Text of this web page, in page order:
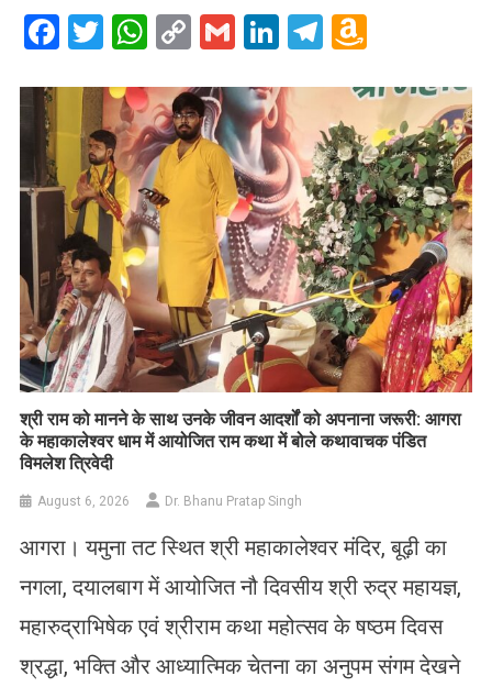
Facebook
Twitter
WhatsApp
CopyGmailLinkedIn
Telegram
List
​श्री राम को मानने के साथ उनके जीवन आदर्शों को अपनाना जरूरी: आगरा
के महाकालेश्वर धाम में आयोजित राम कथा में बोले कथावाचक पंडित
विमलेश त्रिवेदी
August 6, 2026 Dr. Bhanu Pratap Singh
आगरा। यमुना तट स्थित श्री महाकालेश्वर मंदिर, बूढ़ी का
नगला, दयालबाग में आयोजित नौ दिवसीय श्री रुद्र महायज्ञ,
महारुद्राभिषेक एवं श्रीराम कथा महोत्सव के षष्ठम दिवस
श्रद्धा, भक्ति और आध्यात्मिक चेतना का अनुपम संगम देखने